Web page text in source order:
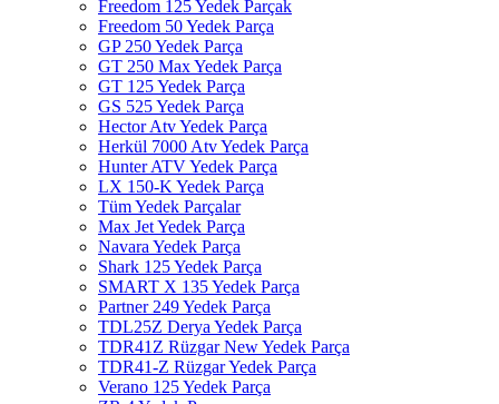
Freedom 125 Yedek Parçak
Freedom 50 Yedek Parça
GP 250 Yedek Parça
GT 250 Max Yedek Parça
GT 125 Yedek Parça
GS 525 Yedek Parça
Hector Atv Yedek Parça
Herkül 7000 Atv Yedek Parça
Hunter ATV Yedek Parça
LX 150-K Yedek Parça
Tüm Yedek Parçalar
Max Jet Yedek Parça
Navara Yedek Parça
Shark 125 Yedek Parça
SMART X 135 Yedek Parça
Partner 249 Yedek Parça
TDL25Z Derya Yedek Parça
TDR41Z Rüzgar New Yedek Parça
TDR41-Z Rüzgar Yedek Parça
Verano 125 Yedek Parça